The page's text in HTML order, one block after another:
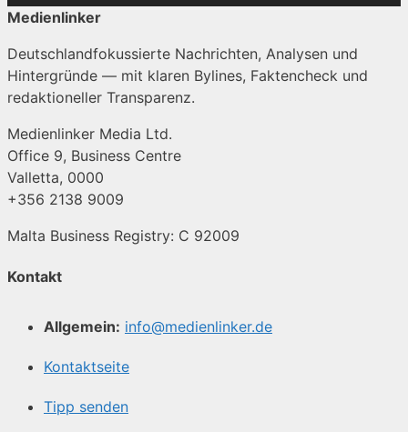
Medienlinker
Deutschlandfokussierte Nachrichten, Analysen und
Hintergründe — mit klaren Bylines, Faktencheck und
redaktioneller Transparenz.
Medienlinker Media Ltd.
Office 9, Business Centre
Valletta, 0000
+356 2138 9009
Malta Business Registry: C 92009
Kontakt
Allgemein: info@medienlinker.de
Kontaktseite
Tipp senden